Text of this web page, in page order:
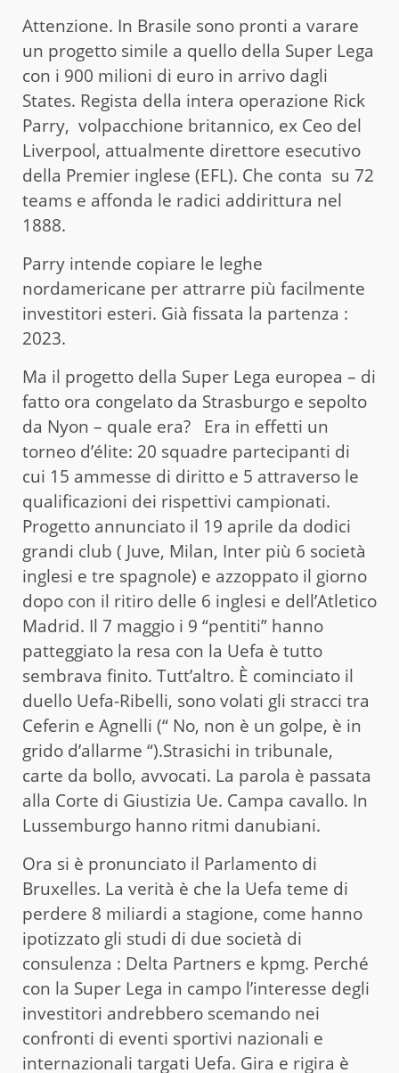
Attenzione. In Brasile sono pronti a varare
un progetto simile a quello della Super Lega
con i 900 milioni di euro in arrivo dagli
States. Regista della intera operazione Rick
Parry, volpacchione britannico, ex Ceo del
Liverpool, attualmente direttore esecutivo
della Premier inglese (EFL). Che conta su 72
teams e affonda le radici addirittura nel
1888.
Parry intende copiare le leghe
nordamericane per attrarre più facilmente
investitori esteri. Già fissata la partenza :
2023.
Ma il progetto della Super Lega europea – di
fatto ora congelato da Strasburgo e sepolto
da Nyon – quale era? Era in effetti un
torneo d’élite: 20 squadre partecipanti di
cui 15 ammesse di diritto e 5 attraverso le
qualificazioni dei rispettivi campionati.
Progetto annunciato il 19 aprile da dodici
grandi club ( Juve, Milan, Inter più 6 società
inglesi e tre spagnole) e azzoppato il giorno
dopo con il ritiro delle 6 inglesi e dell’Atletico
Madrid. Il 7 maggio i 9 “pentiti” hanno
patteggiato la resa con la Uefa è tutto
sembrava finito. Tutt’altro. È cominciato il
duello Uefa-Ribelli, sono volati gli stracci tra
Ceferin e Agnelli (“ No, non è un golpe, è in
grido d’allarme “).Strasichi in tribunale,
carte da bollo, avvocati. La parola è passata
alla Corte di Giustizia Ue. Campa cavallo. In
Lussemburgo hanno ritmi danubiani.
Ora si è pronunciato il Parlamento di
Bruxelles. La verità è che la Uefa teme di
perdere 8 miliardi a stagione, come hanno
ipotizzato gli studi di due società di
consulenza : Delta Partners e kpmg. Perché
con la Super Lega in campo l’interesse degli
investitori andrebbero scemando nei
confronti di eventi sportivi nazionali e
internazionali targati Uefa. Gira e rigira è